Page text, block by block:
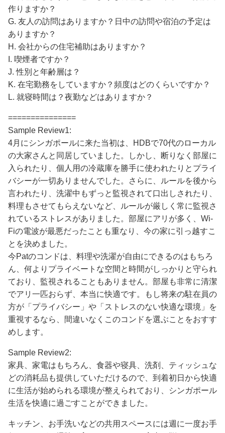
作りますか？
G. 友人の訪問はありますか？日中の訪問や宿泊の予定は
ありますか？
H. 会社からの住宅補助はありますか？
I. 喫煙者ですか？
J. 性別と年齢層は？
K. 在宅勤務をしていますか？頻度はどのくらいですか？
L. 就寝時間は？夜勤などはありますか？
===============
Sample Review1:
4月にシンガポールに来た当初は、HDBで70代のローカル
の大家さんと同居していました。しかし、断りなく部屋に
入られたり、個人用の冷蔵庫を勝手に使われたりとプライ
バシーが一切ありませんでした。さらに、ルールを後から
言われたり、洗濯中もずっと監視されて口出しされたり、
料理もさせてもらえないなど、ルールが厳しく常に監視さ
れているストレスがありました。部屋にアリが多く、Wi-
Fiの電波が最悪だったことも重なり、今の家に引っ越すこ
とを決めました。
今Patのコンドは、料理や洗濯が自由にできるのはもちろ
ん、何よりプライベートな空間と時間がしっかりと守られ
ており、監視されることもありません。部屋も非常に清潔
でアリ一匹おらず、本当に快適です。もし将来の駐在員の
方が「プライバシー」や「ストレスのない快適な環境」を
重視するなら、間違いなくこのコンドを選ぶことをおすす
めします。
Sample Review2:
家具、家電はもちろん、食器や寝具、洗剤、ティッシュな
どの消耗品も提供していただけるので、到着初日から快適
に生活が始められる環境が整えられており、シンガポール
生活を快適に過ごすことができました。
キッチン、お手洗いなどの共用スペースには週に一度お手